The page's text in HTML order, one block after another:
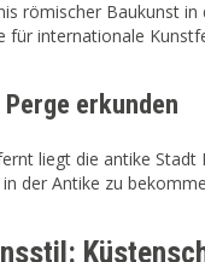
römischer Baukunst
für internationale
erkunden
liegt die antike
der Antike zu